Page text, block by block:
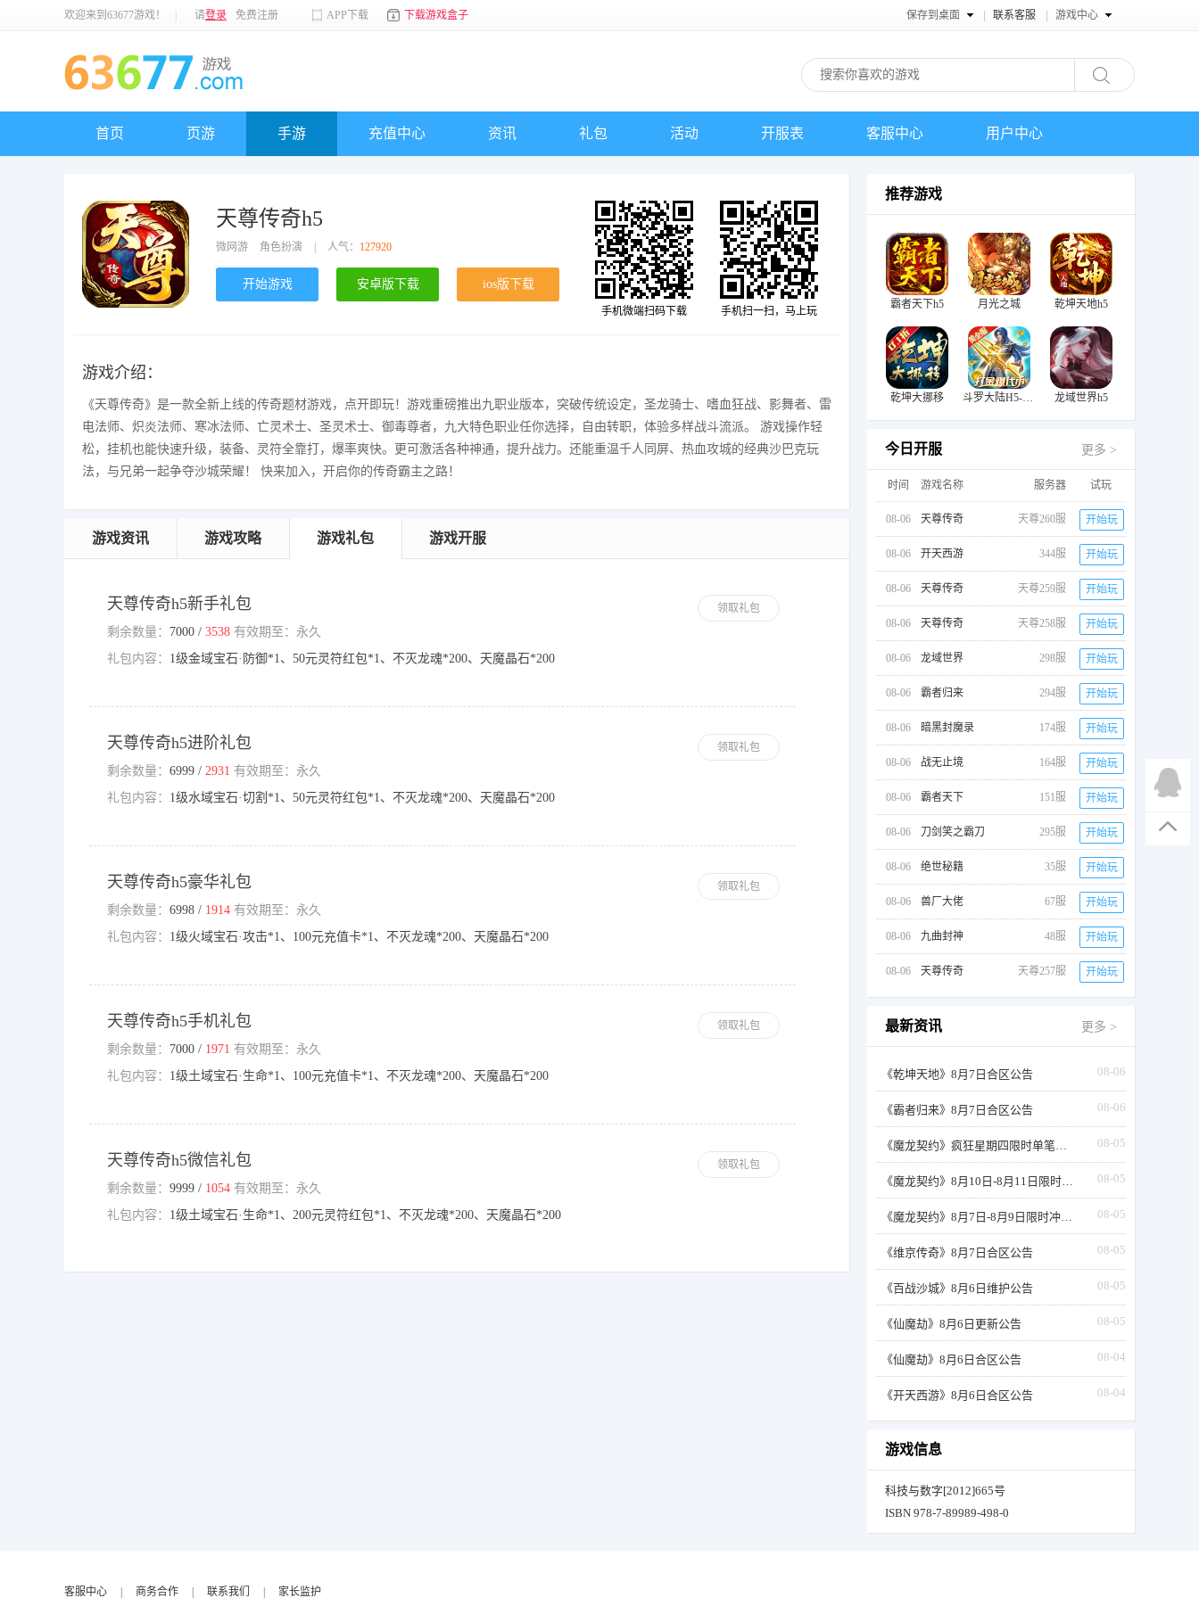
欢迎来到63677游戏！ 请登录 免费注册 APP下载 下载游戏盒子 保存到桌面 联系客服 游戏中心
首页 页游 手游 充值中心 资讯 礼包 活动 开服表 客服中心 用户中心
天尊传奇h5
微网游 角色扮演 人气： 127920
开始游戏 安卓版下载 ios版下载
手机微端扫码下载 手机扫一扫，马上玩
游戏介绍：
《天尊传奇》是一款全新上线的传奇题材游戏，点开即玩！游戏重磅推出九职业版本，突破传统设定，圣龙骑士、嗜血狂战、影舞者、雷
电法师、炽炎法师、寒冰法师、亡灵术士、圣灵术士、御毒尊者，九大特色职业任你选择，自由转职，体验多样战斗流派。 游戏操作轻
松，挂机也能快速升级，装备、灵符全靠打，爆率爽快。更可激活各种神通，提升战力。还能重温千人同屏、热血攻城的经典沙巴克玩
法，与兄弟一起争夺沙城荣耀！ 快来加入，开启你的传奇霸主之路！
游戏资讯 游戏攻略 游戏礼包 游戏开服
天尊传奇h5新手礼包
剩余数量： 7000 / 3538有效期至：永久
礼包内容： 1级金域宝石·防御*1、50元灵符红包*1、不灭龙魂*200、天魔晶石*200
领取礼包
天尊传奇h5进阶礼包
剩余数量： 6999 / 2931 有效期至：永久
礼包内容： 1级水域宝石·切割*1、50元灵符红包*1、不灭龙魂*200、天魔晶石*200
领取礼包
天尊传奇h5豪华礼包
剩余数量： 6998 / 1914有效期至：永久
礼包内容： 1级火域宝石·攻击*1、100元充值卡*1、不灭龙魂*200、天魔晶石*200
领取礼包
天尊传奇h5手机礼包
剩余数量： 7000 / 1971 有效期至：永久
礼包内容： 1级土域宝石·生命*1、100元充值卡*1、不灭龙魂*200、天魔晶石*200
领取礼包
天尊传奇h5微信礼包
剩余数量： 9999 / 1054有效期至：永久
礼包内容： 1级土域宝石·生命*1、200元灵符红包*1、不灭龙魂*200、天魔晶石*200
领取礼包
推荐游戏
霸者天下h5 月光之城 乾坤天地h5
乾坤大挪移 斗罗大陆H5-极速黄金版 龙域世界h5
今日开服 更多 >
时间 游戏名称 服务器 试玩
08-06 天尊传奇 天尊260服 开始玩
08-06 开天西游 344服 开始玩
08-06 天尊传奇 天尊259服 开始玩
08-06 天尊传奇 天尊258服 开始玩
08-06 龙域世界 298服 开始玩
08-06 霸者归来 294服 开始玩
08-06 暗黑封魔录 174服 开始玩
08-06 战无止境 164服 开始玩
08-06 霸者天下 151服 开始玩
08-06 刀剑笑之霸刀 295服 开始玩
08-06 绝世秘籍 35服 开始玩
08-06 兽厂大佬 67服 开始玩
08-06 九曲封神 48服 开始玩
08-06 天尊传奇 天尊257服 开始玩
最新资讯 更多 >
08-06
《乾坤天地》8月7日合区公告
08-06
《霸者归来》8月7日合区公告
08-05
《魔龙契约》疯狂星期四限时单笔返利
08-05
《魔龙契约》8月10日-8月11日限时活动累充
08-05
《魔龙契约》8月7日-8月9日限时冲榜活动
08-05
《维京传奇》8月7日合区公告
08-05
《百战沙城》8月6日维护公告
08-05
《仙魔劫》8月6日更新公告
08-04
《仙魔劫》8月6日合区公告
08-04
《开天西游》8月6日合区公告
游戏信息
科技与数字[2012]665号
ISBN 978-7-89989-498-0
客服中心 商务合作 联系我们 家长监护